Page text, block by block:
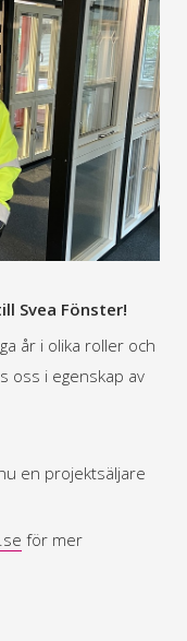
Svea Fönster!
år i olika roller och
oss i egenskap av
en projektsäljare
för mer